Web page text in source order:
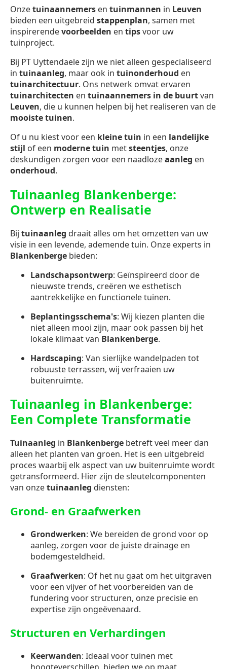
Onzetuinaannemers en tuinmannen in Leuven
bieden een uitgebreid stappenplan, samen met
inspirerendevoorbeelden en tipsvoor uw
tuinproject.
Bij PT Uyttendaele zijn we niet alleen gespecialiseerd
in tuinaanleg, maar ook in tuinonderhoud en
tuinarchitectuur. Ons netwerk omvat ervaren
tuinarchitecten en tuinaannemers in de buurtvan
Leuven, die u kunnen helpen bij het realiseren van de
mooiste tuinen.
Of u nu kiest voor een kleine tuin in een landelijke
stijl of een moderne tuin metsteentjes, onze
deskundigen zorgen voor een naadlozeaanleg en
onderhoud.
Tuinaanleg Blankenberge:
Ontwerp en Realisatie
Bij tuinaanleg draait alles om het omzetten van uw
visie in een levende, ademende tuin. Onze experts in
Blankenberge bieden:
Landschapsontwerp: Geïnspireerd door de
nieuwste trends, creëren we esthetisch
aantrekkelijke en functionele tuinen.
Beplantingsschema's: Wij kiezen planten die
niet alleen mooi zijn, maar ook passen bij het
lokale klimaat van Blankenberge.
Hardscaping: Van sierlijke wandelpaden tot
robuuste terrassen, wij verfraaien uw
buitenruimte.
Tuinaanleg in Blankenberge:
Een Complete Transformatie
Tuinaanleg in Blankenberge betreft veel meer dan
alleen het planten van groen. Het is een uitgebreid
proces waarbij elk aspect van uw buitenruimte wordt
getransformeerd. Hier zijn de sleutelcomponenten
van onzetuinaanleg diensten:
Grond- en Graafwerken
Grondwerken: We bereiden de grond voor op
aanleg, zorgen voor de juiste drainage en
bodemgesteldheid.
Graafwerken: Of het nu gaat om het uitgraven
voor een vijver of het voorbereiden van de
fundering voor structuren, onze precisie en
expertise zijn ongeëvenaard.
Structuren en Verhardingen
Keerwanden: Ideaal voor tuinen met